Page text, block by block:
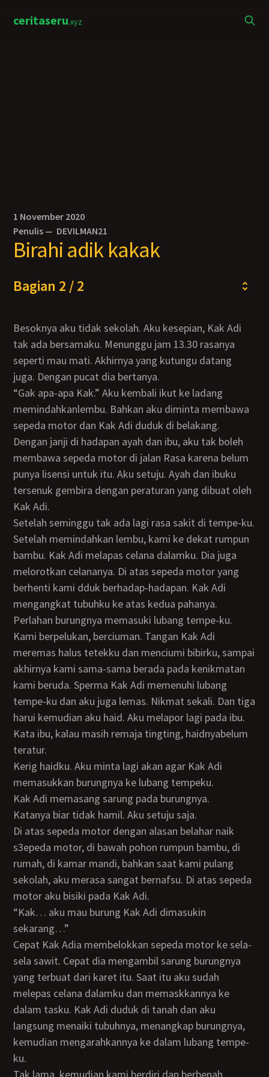
ceritaseru.xyz
1 November 2020
Penulis — DEVILMAN21
Birahi adik kakak
Bagian 2 / 2
Besoknya aku tidak sekolah. Aku kesepian, Kak Adi
tak ada bersamaku. Menunggu jam 13.30 rasanya
seperti mau mati. Akhirnya yang kutungu datang
juga. Dengan pucat dia bertanya.
“Gak apa-apa Kak.” Aku kembali ikut ke ladang
memindahkanlembu. Bahkan aku diminta membawa
sepeda motor dan Kak Adi duduk di belakang.
Dengan janji di hadapan ayah dan ibu, aku tak boleh
membawa sepeda motor di jalan Rasa karena belum
punya lisensi untuk itu. Aku setuju. Ayah dan ibuku
tersenuk gembira dengan peraturan yang dibuat oleh
Kak Adi.
Setelah seminggu tak ada lagi rasa sakit di tempe-ku.
Setelah memindahkan lembu, kami ke dekat rumpun
bambu. Kak Adi melapas celana dalamku. Dia juga
melorotkan celananya. Di atas sepeda motor yang
berhenti kami dduk berhadap-hadapan. Kak Adi
mengangkat tubuhku ke atas kedua pahanya.
Perlahan burungnya memasuki lubang tempe-ku.
Kami berpelukan, berciuman. Tangan Kak Adi
meremas halus tetekku dan menciumi bibirku, sampai
akhirnya kami sama-sama berada pada kenikmatan
kami beruda. Sperma Kak Adi memenuhi lubang
tempe-ku dan aku juga lemas. Nikmat sekali. Dan tiga
harui kemudian aku haid. Aku melapor lagi pada ibu.
Kata ibu, kalau masih remaja tingting, haidnyabelum
teratur.
Kerig haidku. Aku minta lagi akan agar Kak Adi
memasukkan burungnya ke lubang tempeku.
Kak Adi memasang sarung pada burungnya.
Katanya biar tidak hamil. Aku setuju saja.
Di atas sepeda motor dengan alasan belahar naik
s3epeda motor, di bawah pohon rumpun bambu, di
rumah, di kamar mandi, bahkan saat kami pulang
sekolah, aku merasa sangat bernafsu. Di atas sepeda
motor aku bisiki pada Kak Adi.
“Kak… aku mau burung Kak Adi dimasukin
sekarang…”
Cepat Kak Adia membelokkan sepeda motor ke sela-
sela sawit. Cepat dia mengambil sarung burungnya
yang terbuat dari karet itu. Saat itu aku sudah
melepas celana dalamku dan memaskkannya ke
dalam tasku. Kak Adi duduk di tanah dan aku
langsung menaiki tubuhnya, menangkap burungnya,
kemudian mengarahkannya ke dalam lubang tempe-
ku.